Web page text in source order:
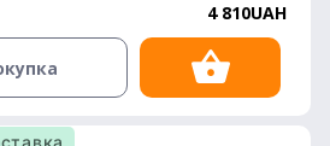
4 810UAH